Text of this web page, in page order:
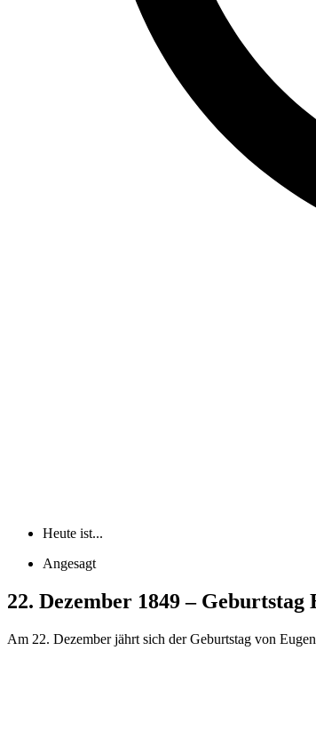
Heute ist...
Angesagt
22. Dezember 1849 –
Am 22. Dezember jährt sich der Geburtstag von